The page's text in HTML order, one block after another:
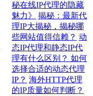
秘在线IP代理的隐藏
魅力》
揭秘：最新代
理IP大揭秘，揭秘哪
些网站值得信赖？ 动
态IP代理和静态IP代
理有什么区别？ 如何
选择合适的动态代理
IP？ 海外HTTP代理
的IP质量如何判断？